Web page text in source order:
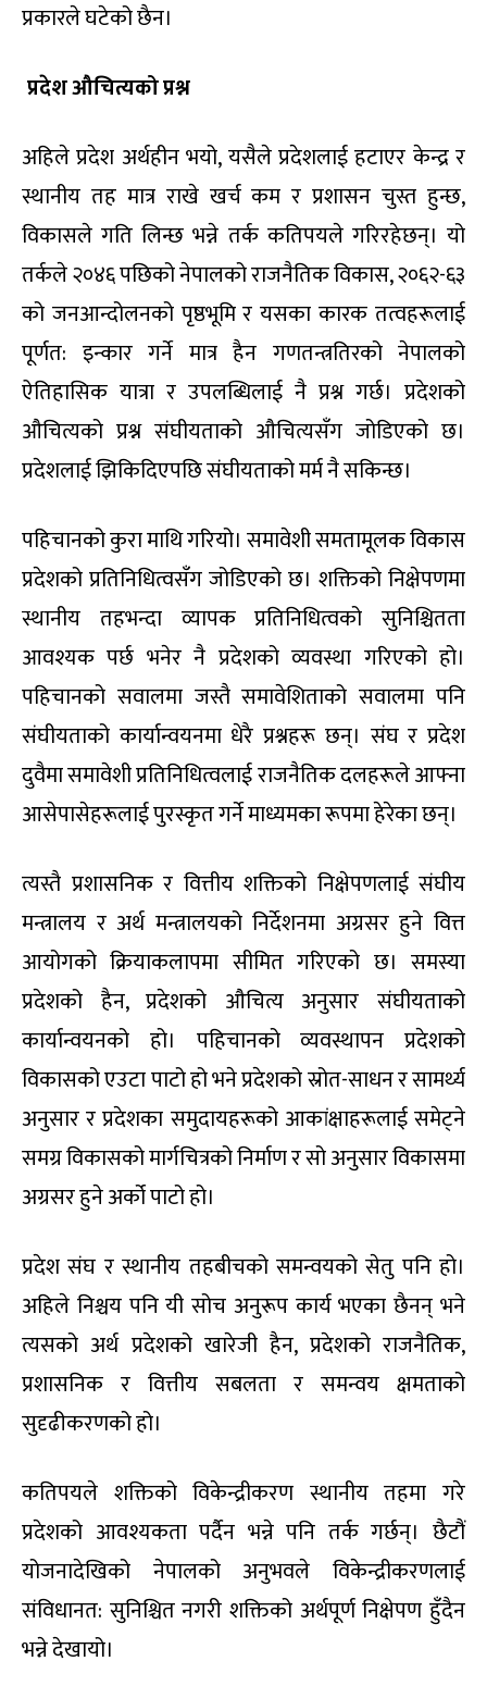
प्रकारले घटेको छैन।
प्रदेशऔचित्यकोप्रश्न
अहिले प्रदेश अर्थहीन भयो, यसैले प्रदेशलाई हटाएर केन्द्र र
स्थानीय तह मात्र राखे खर्च कम र प्रशासन चुस्त हुन्छ,
विकासले गति लिन्छ भन्ने तर्क कतिपयले गरिरहेछन्। यो
तर्कले २०४६ पछिको नेपालको राजनैतिक विकास, २०६२-६३
को जनआन्दोलनको पृष्ठभूमि र यसका कारक तत्वहरूलाई
पूर्णत: इन्कार गर्ने मात्र हैन गणतन्त्रतिरको नेपालको
ऐतिहासिक यात्रा र उपलब्धिलाई नै प्रश्न गर्छ। प्रदेशको
औचित्यको प्रश्न संघीयताको औचित्यसँग जोडिएको छ।
प्रदेशलाई झिकिदिएपछि संघीयताको मर्म नै सकिन्छ।
पहिचानको कुरा माथि गरियो। समावेशी समतामूलक विकास
प्रदेशको प्रतिनिधित्वसँग जोडिएको छ। शक्तिको निक्षेपणमा
स्थानीय तहभन्दा व्यापक प्रतिनिधित्वको सुनिश्चितता
आवश्यक पर्छ भनेर नै प्रदेशको व्यवस्था गरिएको हो।
पहिचानको सवालमा जस्तै समावेशिताको सवालमा पनि
संघीयताको कार्यान्वयनमा धेरै प्रश्नहरू छन्। संघ र प्रदेश
दुवैमा समावेशी प्रतिनिधित्वलाई राजनैतिक दलहरूले आफ्ना
आसेपासेहरूलाई पुरस्कृत गर्ने माध्यमका रूपमा हेरेका छन्।
त्यस्तै प्रशासनिक र वित्तीय शक्तिको निक्षेपणलाई संघीय
मन्त्रालय र अर्थ मन्त्रालयको निर्देशनमा अग्रसर हुने वित्त
आयोगको क्रियाकलापमा सीमित गरिएको छ। समस्या
प्रदेशको हैन, प्रदेशको औचित्य अनुसार संघीयताको
कार्यान्वयनको हो। पहिचानको व्यवस्थापन प्रदेशको
विकासको एउटा पाटो हो भने प्रदेशको स्रोत-साधन र सामर्थ्य
अनुसार र प्रदेशका समुदायहरूको आकांक्षाहरूलाई समेट्ने
समग्र विकासको मार्गचित्रको निर्माण र सो अनुसार विकासमा
अग्रसर हुने अर्को पाटो हो।
प्रदेश संघ र स्थानीय तहबीचको समन्वयको सेतु पनि हो।
अहिले निश्चय पनि यी सोच अनुरूप कार्य भएका छैनन् भने
त्यसको अर्थ प्रदेशको खारेजी हैन, प्रदेशको राजनैतिक,
प्रशासनिक र वित्तीय सबलता र समन्वय क्षमताको
सुदृढीकरणको हो।
कतिपयले शक्तिको विकेन्द्रीकरण स्थानीय तहमा गरे
प्रदेशको आवश्यकता पर्दैन भन्ने पनि तर्क गर्छन्। छैटौं
योजनादेखिको नेपालको अनुभवले विकेन्द्रीकरणलाई
संविधानत: सुनिश्चित नगरी शक्तिको अर्थपूर्ण निक्षेपण हुँदैन
भन्ने देखायो।